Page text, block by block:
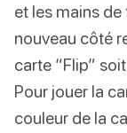
et les mains
nouveau côté
carte “Flip”
Pour jouer la
couleur de la